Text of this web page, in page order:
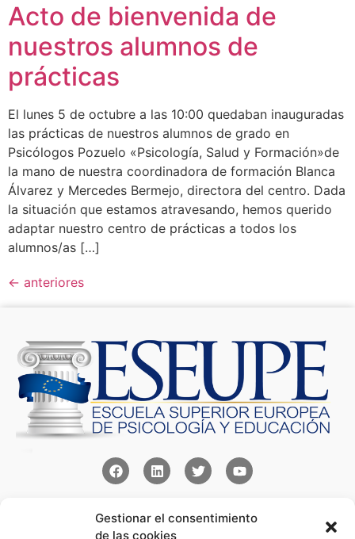
Gestionar el consentimiento
de las cookies
Acto de bienvenida de
nuestros alumnos de
prácticas
El lunes 5 de octubre a las 10:00 quedaban inauguradas
las prácticas de nuestros alumnos de grado en
Psicólogos Pozuelo «Psicología, Salud y Formación»de
la mano de nuestra coordinadora de formación Blanca
Álvarez y Mercedes Bermejo, directora del centro. Dada
la situación que estamos atravesando, hemos querido
adaptar nuestro centro de prácticas a todos los
alumnos/as […]
← anteriores
Contacto
Av Juan XXIII 15b Pozuelo de Alarcón – Madrid